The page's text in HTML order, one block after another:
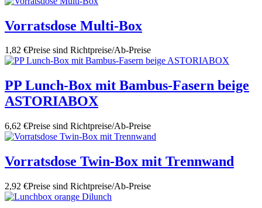
Vorratsdose Multi-Box
1,82 €Preise sind Richtpreise/Ab-Preise
PP Lunch-Box mit Bambus-Fasern beige
ASTORIABOX
6,62 €Preise sind Richtpreise/Ab-Preise
Vorratsdose Twin-Box mit Trennwand
2,92 €Preise sind Richtpreise/Ab-Preise